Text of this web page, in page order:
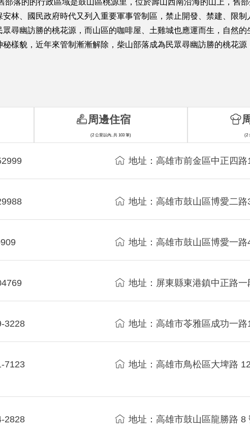
林、國民政府時代又列入重要軍事管制區，禁止開發、禁建、限
尋幽訪勝的桃花源，而山區的咖啡屋、土雞城也應運而生，自然
樣貌，近年來管制漸漸解除，柴山部落成為民眾尋幽訪勝的桃花源
地址：高雄市前金區中正四路
地址：高雄市鼓山區博愛二路
地址：高雄市鼓山區博愛一路
地址：屏東縣東港鎮中正路一
3228 地址：高雄市苓雅區成功一路
7123
地址：高雄市鳥松區大埤路
2828 地址：高雄市鼓山區龍勝路 8
周邊住宿
(2 公里以內, 共 103 筆) (2